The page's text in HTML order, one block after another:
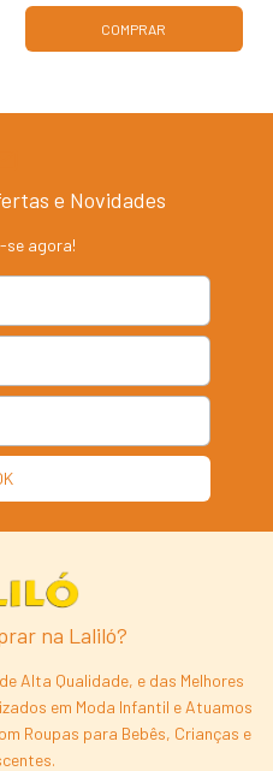
COMPRAR
e Novidades
se agora!
na Laliló?
Alta Qualidade, e das Melhores
em Moda Infantil e Atuamos
Roupas para Bebês, Crianças e